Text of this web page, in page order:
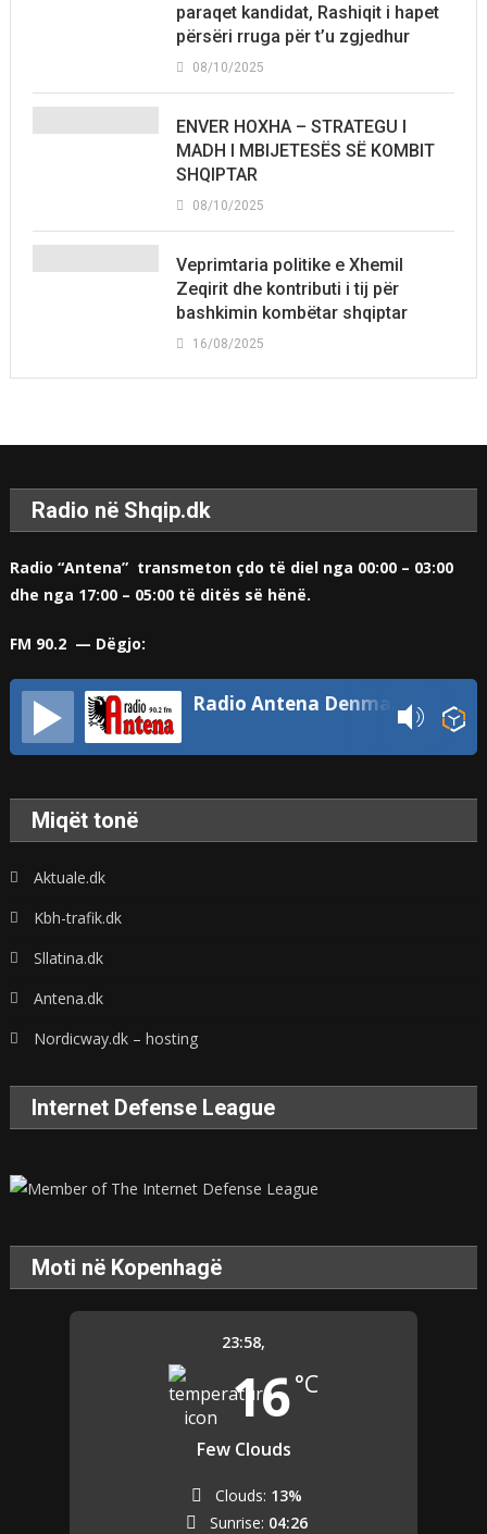
paraqet kandidat, Rashiqit i hapet
përsëri rruga për t’u zgjedhur
08/10/2025
ENVER HOXHA – STRATEGU I
MADH I MBIJETESËS SË KOMBIT
SHQIPTAR
08/10/2025
Veprimtaria politike e Xhemil
Zeqirit dhe kontributi i tij për
bashkimin kombëtar shqiptar
16/08/2025
Radio në Shqip.dk
Radio “Antena” transmeton çdo të diel nga 00:00 – 03:00
dhe nga 17:00 – 05:00 të ditës së hënë.
FM 90.2 — Dëgjo:
Radio Antena Denmark
Miqët tonë
Aktuale.dk
Kbh-trafik.dk
Sllatina.dk
Antena.dk
Nordicway.dk – hosting
Internet Defense League
Moti në Kopenhagë
23:58,
16°C
Few Clouds
Clouds: 13%
Sunrise: 04:26